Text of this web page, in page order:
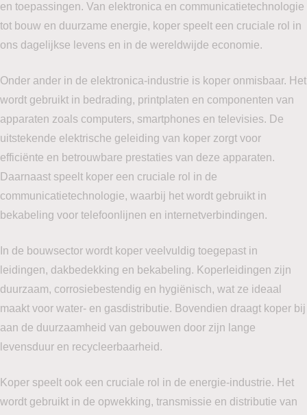
en toepassingen. Van elektronica en communicatietechnologie
tot bouw en duurzame energie, koper speelt een cruciale rol in
ons dagelijkse levens en in de wereldwijde economie.
Onder ander in de elektronica-industrie is koper onmisbaar. Het
wordt gebruikt in bedrading, printplaten en componenten van
apparaten zoals computers, smartphones en televisies. De
uitstekende elektrische geleiding van koper zorgt voor
efficiënte en betrouwbare prestaties van deze apparaten.
Daarnaast speelt koper een cruciale rol in de
communicatietechnologie, waarbij het wordt gebruikt in
bekabeling voor telefoonlijnen en internetverbindingen.
In de bouwsector wordt koper veelvuldig toegepast in
leidingen, dakbedekking en bekabeling. Koperleidingen zijn
duurzaam, corrosiebestendig en hygiënisch, wat ze ideaal
maakt voor water- en gasdistributie. Bovendien draagt koper bij
aan de duurzaamheid van gebouwen door zijn lange
levensduur en recycleerbaarheid.
Koper speelt ook een cruciale rol in de energie-industrie. Het
wordt gebruikt in de opwekking, transmissie en distributie van